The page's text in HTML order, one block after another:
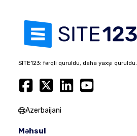
SITE123: fərqli quruldu, daha yaxşı quruldu.
Azerbaijani
Məhsul